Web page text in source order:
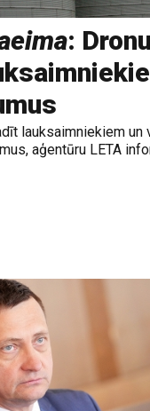
:
lauksaimniekiem
aģentūru LETA